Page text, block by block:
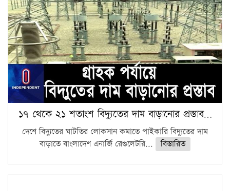
১৭ থেকে ২১ শতাংশ বিদ্যুতের দাম বাড়ানোর প্রস্তাব…
দেশে বিদ্যুতের ঘাটতির লোকসান কমাতে পাইকারি বিদ্যুতের দাম
বাড়াতে বাংলাদেশ এনার্জি রেগুলেটরি...
বিস্তারিত